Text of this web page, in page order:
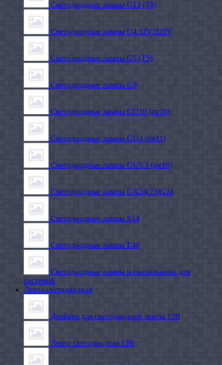
Светодиодные лампы G13 (T8)
Светодиодные лампы G4 12V/220V
Светодиодные лампы G5 (T5)
Светодиодные лампы G9
Светодиодные лампы GU10 (mr16)
Светодиодные лампы GU4 (mr11)
Светодиодные лампы GU5.3 (mr16)
Светодиодные лампы GX24(23)G24
Светодиодные лампы S14
Светодиодные лампы Е40
Светодиодные лампы и светильники для
растений
Лента светодиодная
Драйвер для светодиодной ленты 12В
Лента светодиодная 12В